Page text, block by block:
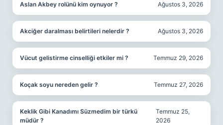
Aslan Akbey rolünü kim oynuyor ? Ağustos 3, 2026
Akciğer daralması belirtileri nelerdir ? Ağustos 3, 2026
Vücut gelistirme cinselliği etkiler mi ? Temmuz 29, 2026
Koçak soyu nereden gelir ? Temmuz 27, 2026
Keklik Gibi Kanadımı Süzmedim bir türkü
müdür ?
Temmuz 25,
2026